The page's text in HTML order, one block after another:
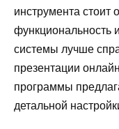
инструмента стоит
функциональность
системы лучше
презентации
программы
детальной